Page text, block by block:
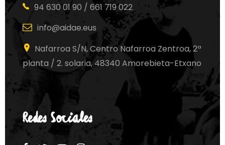
94 630 01 90 / 661 719 022
info@aidae.eus
Nafarroa S/N, Centro Nafarroa Zentroa, 2ª
planta / 2. solaria, 48340 Amorebieta-Etxano
Redes Sociales